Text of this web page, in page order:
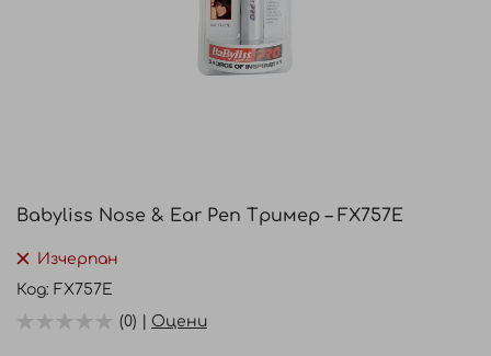
началото
на
галерия
снимки
Babyliss Nose & Ear Pen Тример – FX757E
Изчерпан
Код FX757E
(0) | Оцени